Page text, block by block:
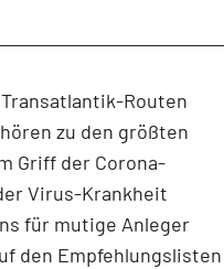
Routen
zu den größten
Griff der Corona-
Virus-Krankheit
für mutige Anleger
den Empfehlungslisten